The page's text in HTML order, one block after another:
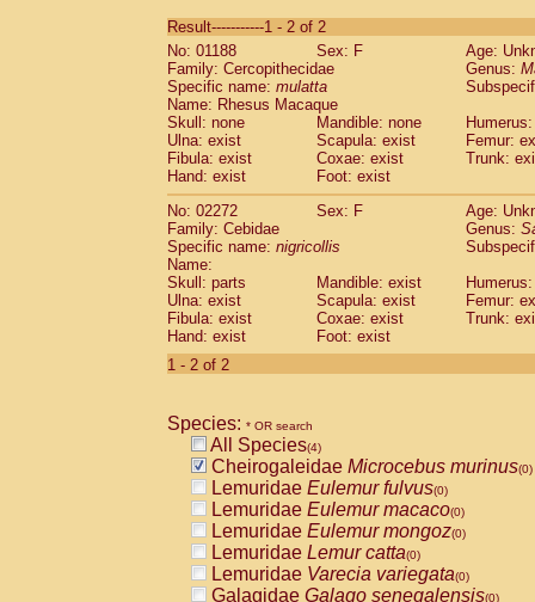
CebidaeSaguinus labiatus(0)
Cebidae Saguinus leucopus (0)
CebidaeSaguinus midas
CebidaeSaguinus mystax
Cebidae Saguinus nigricollis (1)
Cebidae Saguinus oedipus
Cebidae Saguinus weddelli
Cebidae Saguinusspp.
Cebidae Aotus trivirgatus
Cebidae
CebidaeCebus apella
Cebidae
Cebidae Cebus nigrivittatus
Cebidae Cebusspp.(0)
Cebidae Saimiri boliviensis
CebidaeSaimiri sciureus(0)
AtelidaeAlouatta caraya(0)
Atelidae Alouatta seniculus
AtelidaeAlouatta
AtelidaeAteles belzebuth(0)
AtelidaeAteles geoffroyi(0)
AtelidaeAteles paniscus(0)
AtelidaeAtelesspp. (0)
AtelidaeLagothrix lagothricha
AtelidaeLagothrix lagothricha cana
PitheciidaeCacajao calvus
Result-----------1 - 2 of 2
No: 01188
Sex: F
Age:
Family: Cercopithecidae
Genus:
Specific name: mulatta
Name: Rhesus Macaque
Skull: none
Mandible: none
Ulna: exist
Scapula: exist
Femur:
Fibula: exist
Coxae: exist
Trunk:
Hand: exist
Foot: exist
No: 02272
Sex: F
Age:
Family: Cebidae
Genus:
Specific name: nigricollis
Name:
Skull: parts
Mandible: exist
Ulna: exist
Scapula: exist
Femur:
Fibula: exist
Coxae: exist
Trunk:
Hand: exist
Foot: exist
1 - 2 of 2
Species: * OR search
All Species(4)
Cheirogaleidae Microcebus murinus(0)
Lemuridae Eulemur fulvus(0)
Lemuridae Eulemur macaco(0)
Lemuridae Eulemur mongoz(0)
Lemuridae Lemur catta(0)
Lemuridae Varecia variegata(0)
Galagidae Galago senegalensis(0)